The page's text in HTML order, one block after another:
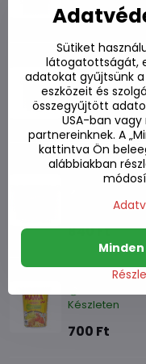
970 Ft
Tészta egy
63g
Készleten
840 Ft
Tészta
Nongshim
Készleten
840 Ft
Leves
Készleten
700 Ft
Sütiket
látogatottságát,
adatokat gyűjtsünk
eszközeit és
összegyűjtött
USA-ban
partnereinknek. A
kattintva Ön
alábbiakban